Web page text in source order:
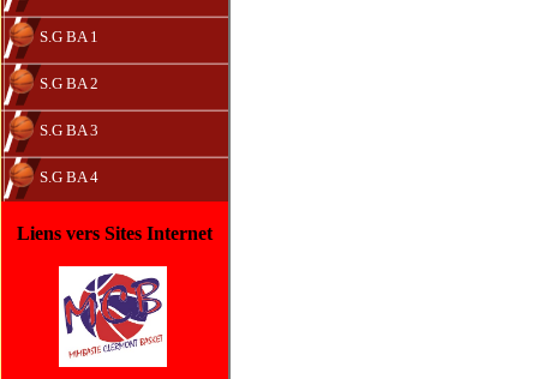
S.G BA 1
S.G BA 2
S.G BA 3
S.G BA 4
Liens vers Sites Internet